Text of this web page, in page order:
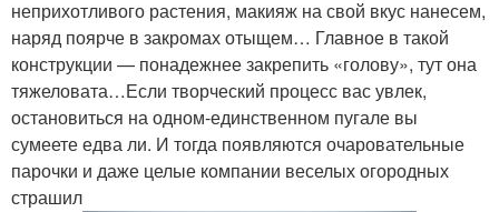
неприхотливого растения, макияж на свой вкус нанесем,
наряд поярче в закромах отыщем… Главное в такой
конструкции — понадежнее закрепить «голову», тут она
тяжеловата…Если творческий процесс вас увлек,
остановиться на одном-единственном пугале вы
сумеете едва ли. И тогда появляются очаровательные
парочки и даже целые компании веселых огородных
страшил